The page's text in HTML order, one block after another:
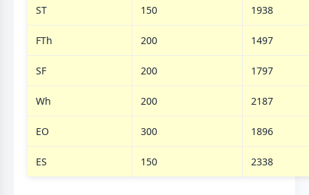
ST 150 1938
FTh 200 1497
SF 200 1797
Wh 200 2187
EO 300 1896
ES 150 2338